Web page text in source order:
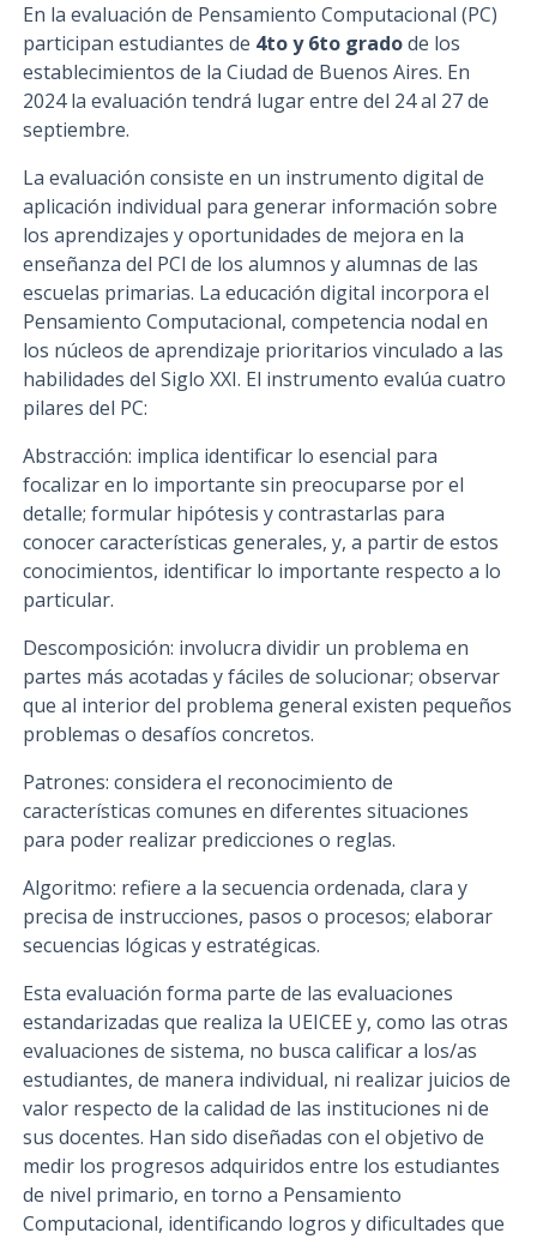
En la evaluación de Pensamiento Computacional (PC)
participan estudiantes de 4to y 6to gradode los
establecimientos de la Ciudad de Buenos Aires. En
2024 la evaluación tendrá lugar entre del 24 al 27 de
septiembre.
La evaluación consiste en un instrumento digital de
aplicación individual para generar información sobre
los aprendizajes y oportunidades de mejora en la
enseñanza del PCl de los alumnos y alumnas de las
escuelas primarias. La educación digital incorpora el
Pensamiento Computacional, competencia nodal en
los núcleos de aprendizaje prioritarios vinculado a las
habilidades del Siglo XXI. El instrumento evalúa cuatro
pilares del PC:
Abstracción: implica identificar lo esencial para
focalizar en lo importante sin preocuparse por el
detalle; formular hipótesis y contrastarlas para
conocer características generales, y, a partir de estos
conocimientos, identificar lo importante respecto a lo
particular.
Descomposición: involucra dividir un problema en
partes más acotadas y fáciles de solucionar; observar
que al interior del problema general existen pequeños
problemas o desafíos concretos.
Patrones: considera el reconocimiento de
características comunes en diferentes situaciones
para poder realizar predicciones o reglas.
Algoritmo: refiere a la secuencia ordenada, clara y
precisa de instrucciones, pasos o procesos; elaborar
secuencias lógicas y estratégicas.
Esta evaluación forma parte de las evaluaciones
estandarizadas que realiza la UEICEE y, como las otras
evaluaciones de sistema, no busca calificar a los/as
estudiantes, de manera individual, ni realizar juicios de
valor respecto de la calidad de las instituciones ni de
sus docentes. Han sido diseñadas con el objetivo de
medir los progresos adquiridos entre los estudiantes
de nivel primario, en torno a Pensamiento
Computacional, identificando logros y dificultades que